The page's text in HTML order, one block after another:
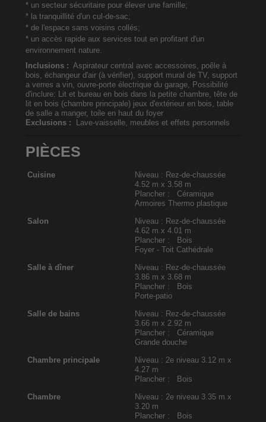
* un secteur sécuritaire pour élever une famille;
* la tranquillité d'un cul-de-sac;
* de l'espace sans voisins collés;
* un accès rapide aux services tout en profitant d'un
environnement nature.
Inclusions : Aspirateur central avec accessoires, poêle à
bois, échangeur d'air (à vérifier), support mural de TV, support
a verres a vin, ouvre-porte électrique du garage, Possibilité
d'inclure: Lit et bureau en bois dans la petite chambre, tête de
lit en bois (chambre principale) jeux d'extérieur en bois, table
de salle a manger, toile en haut du foyer
Exclusions :
Lave-vaisselle, meubles et effets personnels
PIÈCES
Cuisine
Niveau : Rez-de-chaussée
4.52 m x 3.58 m
Plancher : Céramique
Armoires Thermo plastique
Salon
Niveau : Rez-de-chaussée
4.62 m x 4.01 m
Plancher : Bois
Foyer - Toit Cathédrale
Salle à dîner
Niveau : Rez-de-chaussée
3.86 m x 3.68 m
Plancher : Bois
Porte-patio
Salle de bains
Niveau : Rez-de-chaussée
3.66 m x 2.92 m
Plancher : Céramique
Grande douche
Chambre principale
Niveau : 2e niveau 3.12 m x
4.27 m
Plancher : Bois
Chambre
Niveau : 2e niveau 3.35 m x
3.20 m
Plancher : Bois